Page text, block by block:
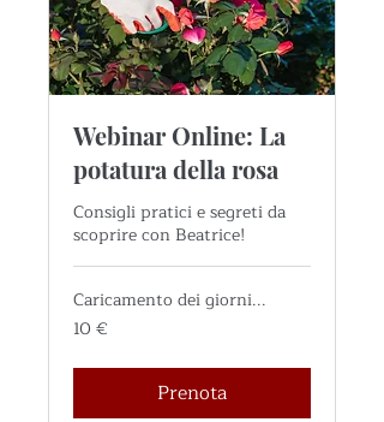
Webinar Online: La
potatura della rosa
Consigli pratici e segreti da
scoprire con Beatrice!
Caricamento dei giorni...
10
euro
10 €
Prenota